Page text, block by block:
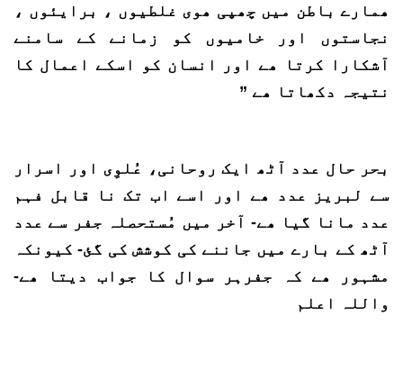
ھمارے باطن میں چھپی ھوی غلطیوں ، برایئوں ،
نجاستوں اور خامیوں کو زمانے کے سامنے
آشکارا کرتا ھے اور انسان کو اسکے اعمال کا
نتیجہ دکھاتا ھے ”
بحر حال عدد آٹھ ایک روحانی، عُلوِی اور اسرار
سے لبریز عدد ھے اور اسے اب تک نا قابل فہم
عدد مانا گیا ھے- آخر میں مُستحصلہ جفر سے عدد
آٹھ کے بارے میں جاننے کی کوشش کی گئ- کیونکہ
مشہور ھے کہ جفرہر سوال کا جواب دیتا ھے-
واللہ اعلم